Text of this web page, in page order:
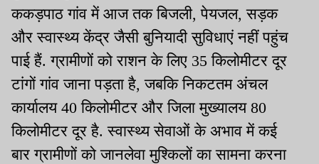
ककड़पाठ गांव में आज तक बिजली,पेयजल,सड़क
और स्वास्थ्य केंद्र जैसी बुनियादी सुविधाएं नहीं पहुंच
पाई हैं. ग्रामीणों को राशन के लिए 35 किलोमीटर दूर
टांगों गांव जाना पड़ता है,जबकि निकटतम अंचल
कार्यालय 40 किलोमीटर और जिला मुख्यालय 80
किलोमीटर दूर है. स्वास्थ्य सेवाओं के अभाव में कई
बार ग्रामीणों को जानलेवा मुश्किलों का सामना करना